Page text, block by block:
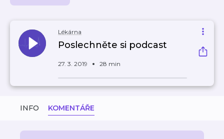
Lékárna
Poslechněte si podcast
27. 3. 2019 28 min
INFO KOMENTÁŘE